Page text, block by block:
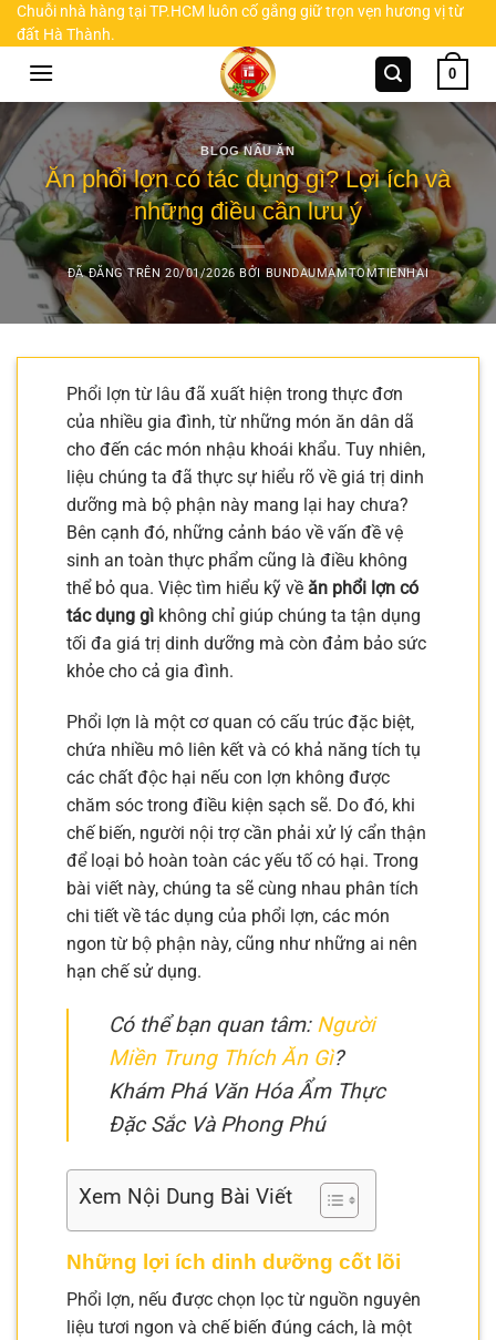
Chuyển
đến
Chuỗi nhà hàng tại TP.HCM luôn cố gắng giữ trọn vẹn hương vị từ
đất Hà Thành.
0
BLOG NẤU ĂN
Ăn phổi lợn có tác dụng gì? Lợi ích và
những điều cần lưu ý
ĐÃ ĐĂNG TRÊN20/01/2026 BỞIBUNDAUMAMTOMTIENHAI
Phổi lợn từ lâu đã xuất hiện trong thực đơn
của nhiều gia đình, từ những món ăn dân dã
cho đến các món nhậu khoái khẩu. Tuy nhiên,
liệu chúng ta đã thực sự hiểu rõ về giá trị dinh
dưỡng mà bộ phận này mang lại hay chưa?
Bên cạnh đó, những cảnh báo về vấn đề vệ
sinh an toàn thực phẩm cũng là điều không
thể bỏ qua. Việc tìm hiểu kỹ về ăn phổi lợn có
tác dụng gì không chỉ giúp chúng ta tận dụng
tối đa giá trị dinh dưỡng mà còn đảm bảo sức
khỏe cho cả gia đình.
Phổi lợn là một cơ quan có cấu trúc đặc biệt,
chứa nhiều mô liên kết và có khả năng tích tụ
các chất độc hại nếu con lợn không được
chăm sóc trong điều kiện sạch sẽ. Do đó, khi
chế biến, người nội trợ cần phải xử lý cẩn thận
để loại bỏ hoàn toàn các yếu tố có hại. Trong
bài viết này, chúng ta sẽ cùng nhau phân tích
chi tiết về tác dụng của phổi lợn, các món
ngon từ bộ phận này, cũng như những ai nên
hạn chế sử dụng.
Có thể bạn quan tâm: Người
Miền Trung Thích Ăn Gì?
Khám Phá Văn Hóa Ẩm Thực
Đặc Sắc Và Phong Phú
Xem Nội Dung Bài Viết
Những lợi ích dinh dưỡng cốt lõi
Phổi lợn, nếu được chọn lọc từ nguồn nguyên
liệu tươi ngon và chế biến đúng cách, là một